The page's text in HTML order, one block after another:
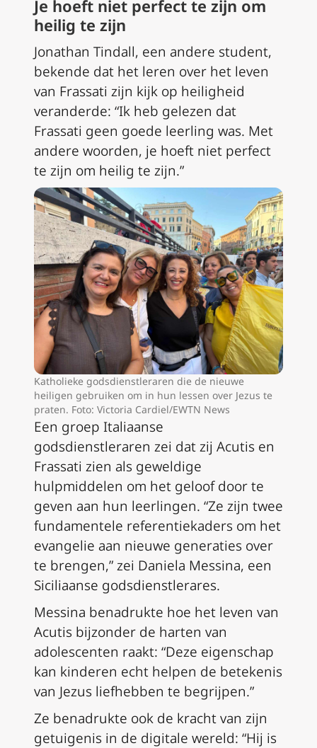
Je hoeft niet perfect te zijn om
heilig te zijn
Jonathan Tindall, een andere student,
bekende dat het leren over het leven
van Frassati zijn kijk op heiligheid
veranderde: “Ik heb gelezen dat
Frassati geen goede leerling was. Met
andere woorden, je hoeft niet perfect
te zijn om heilig te zijn.”
Katholieke godsdienstleraren die de nieuwe
heiligen gebruiken om in hun lessen over Jezus te
praten. Foto: Victoria Cardiel/EWTN News
Een groep Italiaanse
godsdienstleraren zei dat zij Acutis en
Frassati zien als geweldige
hulpmiddelen om het geloof door te
geven aan hun leerlingen. “Ze zijn twee
fundamentele referentiekaders om het
evangelie aan nieuwe generaties over
te brengen,” zei Daniela Messina, een
Siciliaanse godsdienstlerares.
Messina benadrukte hoe het leven van
Acutis bijzonder de harten van
adolescenten raakt: “Deze eigenschap
kan kinderen echt helpen de betekenis
van Jezus liefhebben te begrijpen.”
Ze benadrukte ook de kracht van zijn
getuigenis in de digitale wereld: “Hij is